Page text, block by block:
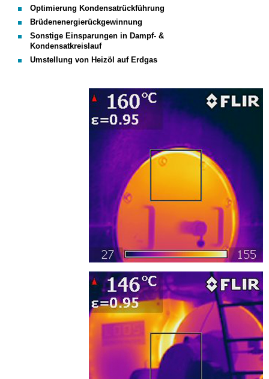
Optimierung Kondensatrückführung
Brüdenenergierückgewinnung
Sonstige Einsparungen in Dampf- &
Kondensatkreislauf
Umstellung von Heizöl auf Erdgas
IR_4464.png
IR_4467.jpg